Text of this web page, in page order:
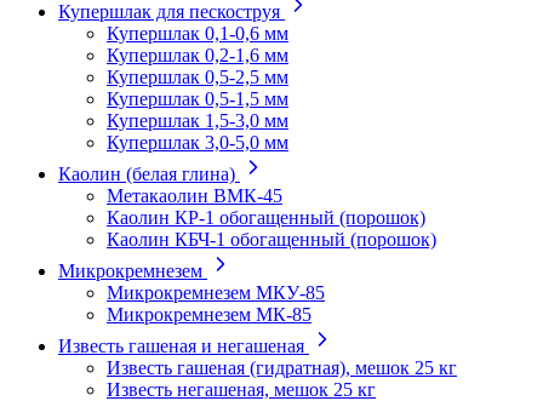
Купершлак для пескоструя
Купершлак 0,1-0,6 мм
Купершлак 0,2-1,6 мм
Купершлак 0,5-2,5 мм
Купершлак 0,5-1,5 мм
Купершлак 1,5-3,0 мм
Купершлак 3,0-5,0 мм
Каолин (белая глина)
Метакаолин ВМК-45
Каолин КР-1 обогащенный (порошок)
Каолин КБЧ-1 обогащенный (порошок)
Микрокремнезем
Микрокремнезем МКУ-85
Микрокремнезем МК-85
Известь гашеная и негашеная
Известь гашеная (гидратная), мешок 25 кг
Известь негашеная, мешок 25 кг